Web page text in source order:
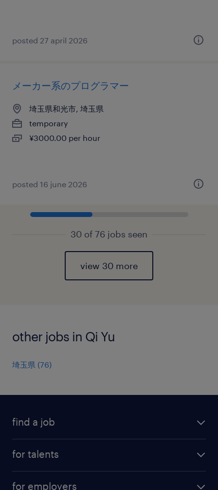
posted 27 april 2026
メーカー系のプログラマー
埼玉県和光市, 埼玉県
temporary
¥3000.00 per hour
posted 16 june 2026
30 of 76 jobs seen
view 30 more
other jobs in Qi Yu
埼玉県 (76)
find a job
for talents
for employers